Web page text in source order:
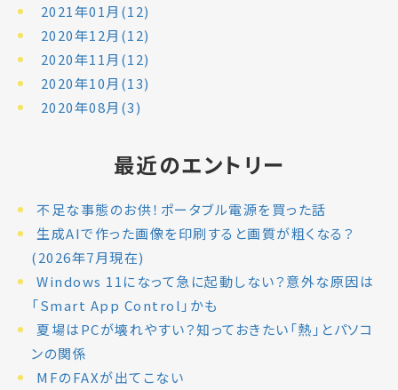
2021年01月(12)
2020年12月(12)
2020年11月(12)
2020年10月(13)
2020年08月(3)
最近のエントリー
不足な事態のお供！ポータブル電源を買った話
生成AIで作った画像を印刷すると画質が粗くなる？
(2026年7月現在)
Windows 11になって急に起動しない？意外な原因は
「Smart App Control」かも
夏場はPCが壊れやすい？知っておきたい「熱」とパソコ
ンの関係
MFのFAXが出てこない